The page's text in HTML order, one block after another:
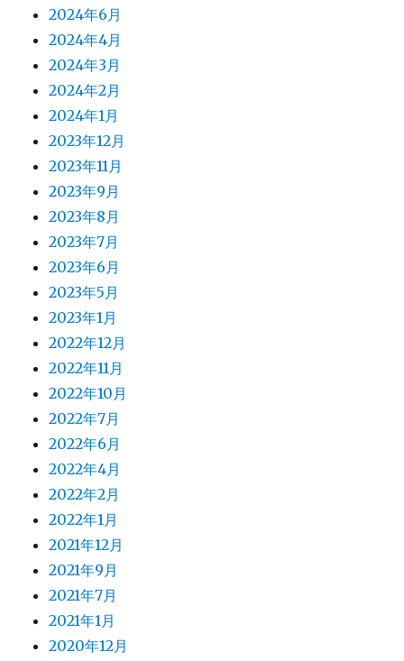
2024年6月
2024年4月
2024年3月
2024年2月
2024年1月
2023年12月
2023年11月
2023年9月
2023年8月
2023年7月
2023年6月
2023年5月
2023年1月
2022年12月
2022年11月
2022年10月
2022年7月
2022年6月
2022年4月
2022年2月
2022年1月
2021年12月
2021年9月
2021年7月
2021年1月
2020年12月